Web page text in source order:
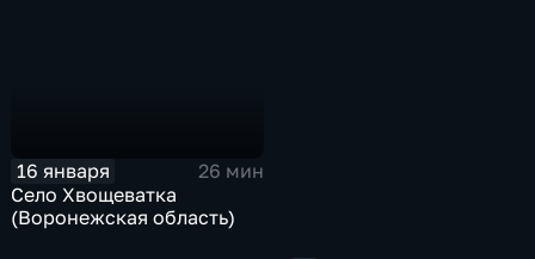
16 января
26 мин
Село Хвощеватка
(Воронежская область)